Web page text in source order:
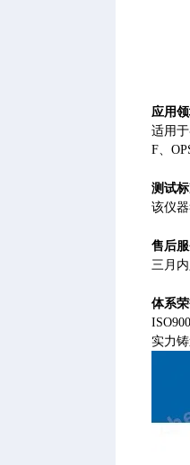
应用
适用
F、
测试
该仪
售后
三月
体系
实力